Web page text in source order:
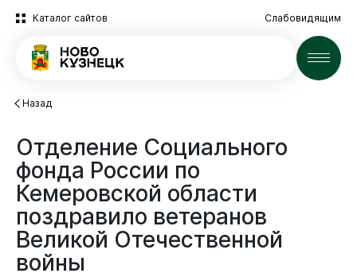
Каталог сайтов Слабовидящим
Новости
Назад
Отделение Социального
фонда России по
Кемеровской области
поздравило ветеранов
Великой Отечественной
войны